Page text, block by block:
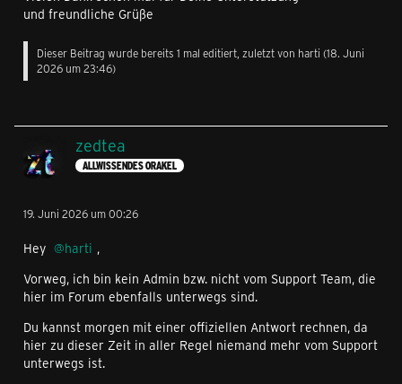
und freundliche Grüße
Dieser Beitrag wurde bereits 1 mal editiert, zuletzt von harti (18. Juni
2026 um 23:46)
zedtea
ALLWISSENDES ORAKEL
19. Juni 2026 um 00:26
Hey harti ,
Vorweg, ich bin kein Admin bzw. nicht vom Support Team, die
hier im Forum ebenfalls unterwegs sind.
Du kannst morgen mit einer offiziellen Antwort rechnen, da
hier zu dieser Zeit in aller Regel niemand mehr vom Support
unterwegs ist.